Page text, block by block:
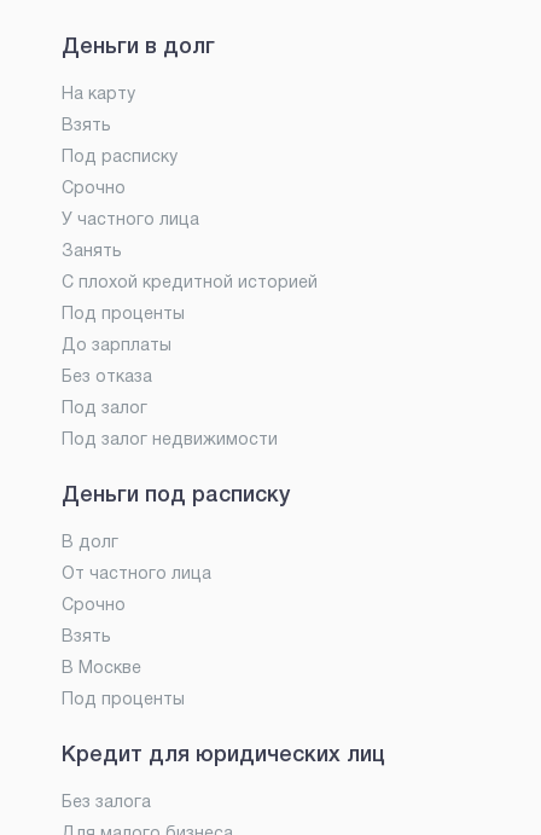
Деньги в долг
На карту
Взять
Под расписку
Срочно
У частного лица
Занять
С плохой кредитной историей
Под проценты
До зарплаты
Без отказа
Под залог
Под залог недвижимости
Деньги под расписку
В долг
От частного лица
Срочно
Взять
В Москве
Под проценты
Кредит для юридических лиц
Без залога